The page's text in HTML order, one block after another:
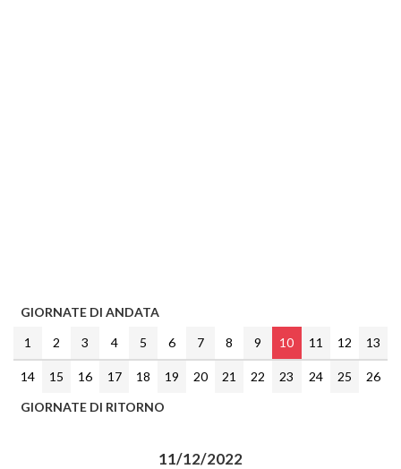
GIORNATE DI ANDATA
1
2 3 4 5 6 7 8 9 10 11 12 13
14 15 16 17 18 19 20 21 22 23 24 25
26
GIORNATE DI RITORNO
11/12/2022